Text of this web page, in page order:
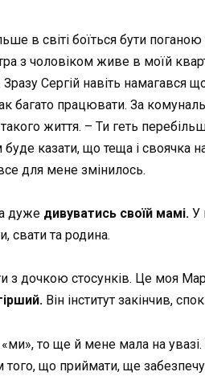
в світі боїться бути
з чоловіком живе в моїй
Сергій навіть намагався
багато працювати. За
життя. – Ти геть
буде казати, що теща і
для мене змінилось.
дуже дивуватись своїй мамі. У
свати та родина.
з дочкою стосунків. Це моя
Він інститут закінчив,
то ще й мене мала на
того, що приймати, ще